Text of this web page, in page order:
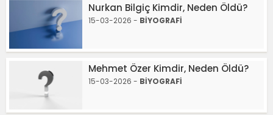
Nurkan Bilgiç Kimdir, Neden Öldü?
15-03-2026 - BİYOGRAFİ
Mehmet Özer Kimdir, Neden Öldü?
15-03-2026 - BİYOGRAFİ